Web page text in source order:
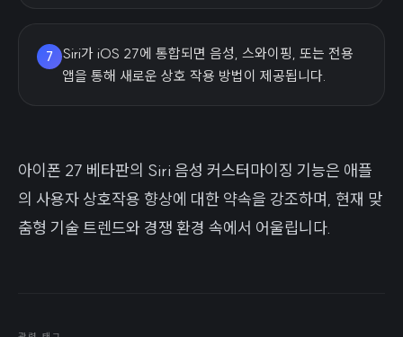
7
Siri가 iOS 27에 통합되면 음성, 스와이핑, 또는 전용
앱을 통해 새로운 상호 작용 방법이 제공됩니다.
아이폰 27 베타판의 Siri 음성 커스터마이징 기능은 애플
의 사용자 상호작용 향상에 대한 약속을 강조하며, 현재 맞
춤형 기술 트렌드와 경쟁 환경 속에서 어울립니다.